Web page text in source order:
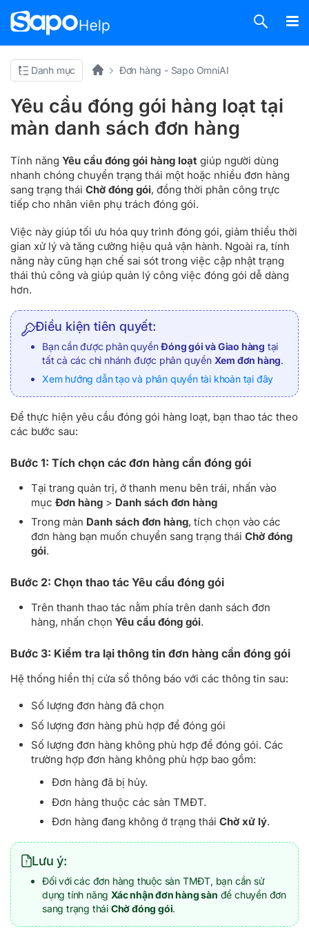
Danh mục Đơn hàng - Sapo OmniAI
Yêu cầu đóng gói hàng loạt tại
màn danh sách đơn hàng
Tính năng Yêu cầu đóng gói hàng loạt giúp người dùng
nhanh chóng chuyển trạng thái một hoặc nhiều đơn hàng
sang trạng thái Chờ đóng gói, đồng thời phân công trực
tiếp cho nhân viên phụ trách đóng gói.
Việc này giúp tối ưu hóa quy trình đóng gói, giảm thiểu thời
gian xử lý và tăng cường hiệu quả vận hành. Ngoài ra, tính
năng này cũng hạn chế sai sót trong việc cập nhật trạng
thái thủ công và giúp quản lý công việc đóng gói dễ dàng
hơn.
Điều kiện tiên quyết:
Bạn cần được phân quyềnĐóng gói và Giao hàng tại
tất cả các chi nhánh được phân quyền Xem đơn hàng.
Xem hướng dẫn tạo và phân quyền tài khoản tại đây
Để thực hiện yêu cầu đóng gói hàng loạt, bạn thao tác theo
các bước sau:
Bước 1: Tích chọn các đơn hàng cần đóng gói
Tại trang quản trị, ở thanh menu bên trái, nhấn vào
mục Đơn hàng > Danh sách đơn hàng
Trong màn Danh sách đơn hàng, tích chọn vào các
đơn hàng bạn muốn chuyển sang trạng thái Chờ đóng
gói.
Bước 2: Chọn thao tác Yêu cầu đóng gói
Trên thanh thao tác nằm phía trên danh sách đơn
hàng, nhấn chọn Yêu cầu đóng gói.
Bước 3: Kiểm tra lại thông tin đơn hàng cần đóng gói
Hệ thống hiển thị cửa sổ thông báo với các thông tin sau:
Số lượng đơn hàng đã chọn
Số lượng đơn hàng phù hợp để đóng gói
Số lượng đơn hàng không phù hợp để đóng gói. Các
trường hợp đơn hàng không phù hợp bao gồm:
Đơn hàng đã bị hủy.
Đơn hàng thuộc các sàn TMĐT.
Đơn hàng đang không ở trạng thái Chờ xử lý.
Lưu ý:
Đối với các đơn hàng thuộc sàn TMĐT, bạn cần sử
dụng tính năng Xác nhận đơn hàng sàn để chuyển đơn
sang trạng thái Chờ đóng gói.